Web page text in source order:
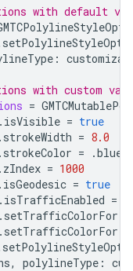
with default
:
with custom
=
. isVisible = true
. strokeWidth = 8.0
. strokeColor = .blue
. zIndex = 1000
. isGeodesic = true
. isTrafficEnabled =
. setTrafficColorFor
. setTrafficColorFor
, polylineType :